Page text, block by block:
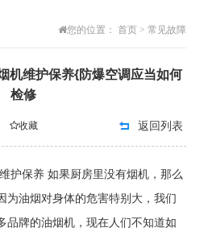
您的位置： 首页> 常见故障
机维护保养{防爆空调应当如何
检修
收藏 返回列表
护保养 如果厨房里没有烟机，那么
为油烟对身体的危害特别大，我们
品牌的油烟机，现在人们不知道如